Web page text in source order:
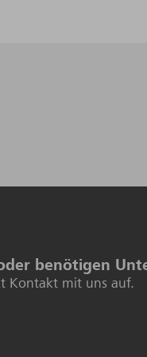
benötigen
Kontakt mit uns auf.